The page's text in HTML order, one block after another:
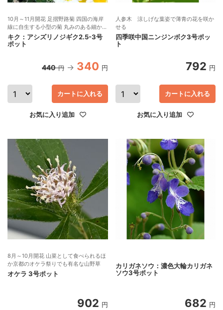
10月～11月開花 足摺野路菊 四国の海岸
線に自生する小型の菊 丸みのある細かい
銀葉が美しい
キク：アシズリノジギク2.5-3号
ポット
440 円 340 円
カートに入れる
お気に入り追加
人参木 涼しげな葉姿で薄青の花を咲か
せる
四季咲中国ニンジンボク3号ポッ
ト
792 円
カートに入れる
お気に入り追加
8月～10月開花 山菜として食べられるほ
か京都のオケラ祭りでも有名な山野草
オケラ 3号ポット
902 円
カリガネソウ：濃色大輪カリガネ
ソウ3号ポット
682 円